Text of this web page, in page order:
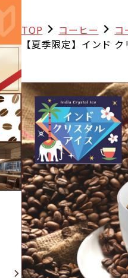
TOP コーヒー コ
【夏季限定】インド